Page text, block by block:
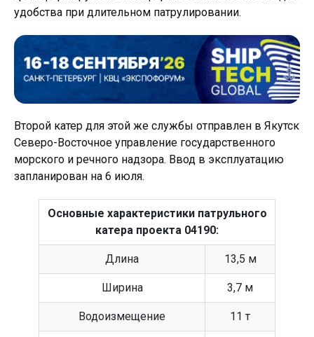
удобства при длительном патрулировании.
Второй катер для этой же службы отправлен в Якутск
Северо-Восточное управление государственного
морского и речного надзора. Ввод в эксплуатацию
запланирован на 6 июля.
Основные характеристики патрульного
катера проекта 04190:
Длина 13,5 м
Ширина 3,7 м
Водоизмещение 11 т